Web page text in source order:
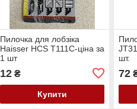
Пилочка для лобзіка
Haisser HCS T111C-ціна за
1 шт
12₴
Купити
шт.
72